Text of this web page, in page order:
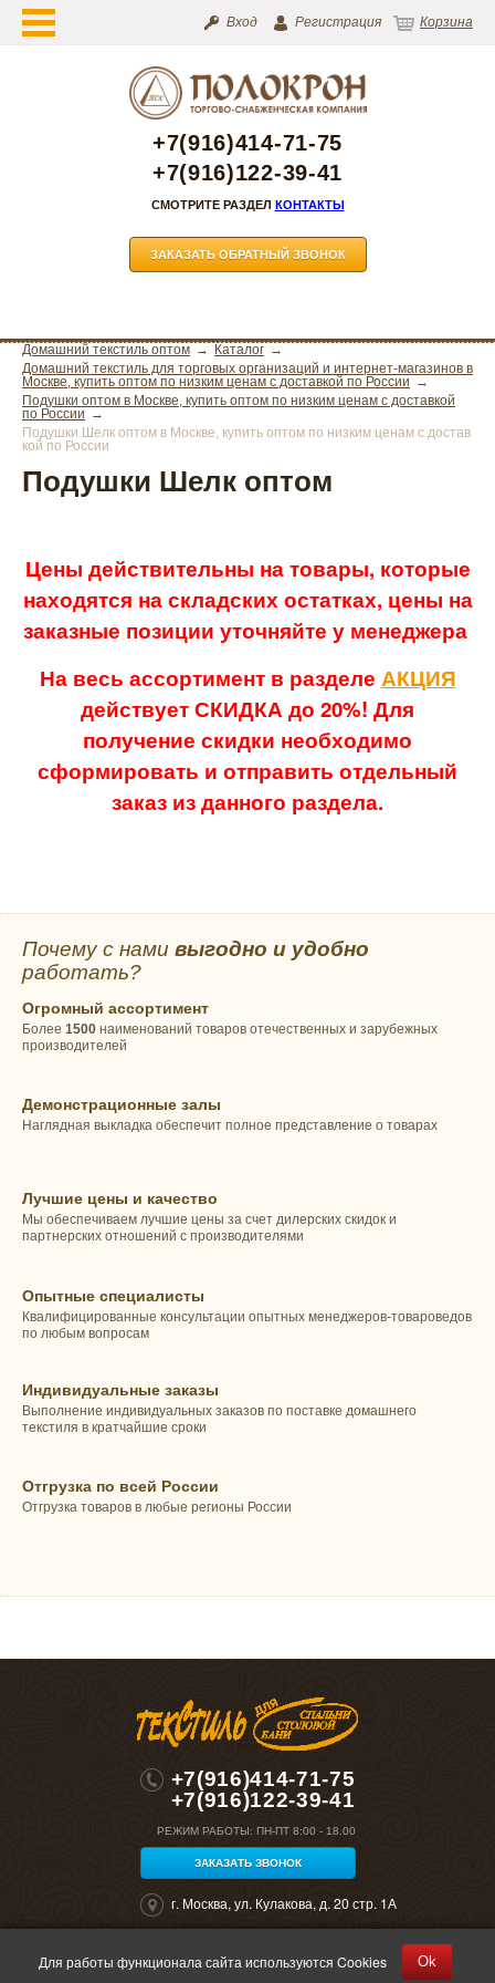
Вход Регистрация Корзина
+7(916)414-71-75
+7(916)122-39-41
СМОТРИТЕ РАЗДЕЛ КОНТАКТЫ
ЗАКАЗАТЬ ОБРАТНЫЙ ЗВОНОК
Домашний текстиль оптом
Каталог
Домашний текстиль для торговых организаций и интернет-магазинов в
Москве, купить оптом по низким ценам с доставкой по России
Подушки оптом в Москве, купить оптом по низким ценам с доставкой
по России
Подушки Шелк оптом в Москве, купить оптом по низким ценам с достав
кой по России
Подушки Шелк оптом
Цены действительны на товары, которые
находятся на складских остатках, цены на
заказные позиции уточняйте у менеджера
На весь ассортимент в разделе АКЦИЯ
действует СКИДКА до 20%! Для
получение скидки необходимо
сформировать и отправить отдельный
заказ из данного раздела.
Почему с нами выгодно и удобно
работать?
Огромный ассортимент
Более 1500 наименований товаров отечественных и зарубежных
производителей
Демонстрационные залы
Наглядная выкладка обеспечит полное представление о товарах
Лучшие цены и качество
Мы обеспечиваем лучшие цены за счет дилерских скидок и
партнерских отношений с производителями
Опытные специалисты
Квалифицированные консультации опытных менеджеров-товароведов
по любым вопросам
Индивидуальные заказы
Выполнение индивидуальных заказов по поставке домашнего
текстиля в кратчайшие сроки
Отгрузка по всей России
Отгрузка товаров в любые регионы России
+7(916)414-71-75
+7(916)122-39-41
РЕЖИМ РАБОТЫ: ПН-ПТ 8:00 - 18.00
ЗАКАЗАТЬ ЗВОНОК
г. Москва, ул. Кулакова, д. 20 стр. 1А
©2026 "Полокрон". Все права защищены
Для работы функционала сайта используются Cookies Ok